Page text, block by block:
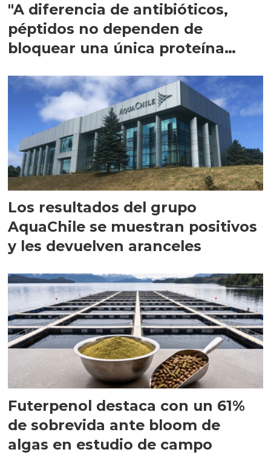
"A diferencia de antibióticos,
péptidos no dependen de
bloquear una única proteína
Los resultados del grupo
AquaChile se muestran positivos
y les devuelven aranceles
Futerpenol destaca con un 61%
de sobrevida ante bloom de
algas en estudio de campo